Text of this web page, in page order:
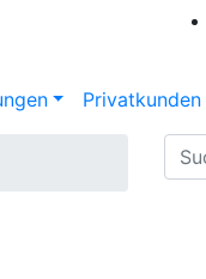
Privatkunden